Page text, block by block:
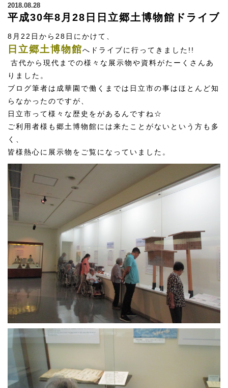
2018.08.28
平成30年8月28日日立郷土博物館ドライブ
8月22日から28日にかけて、
日立郷土博物館へドライブに行ってきました!!
古代から現代までの様々な展示物や資料がたーくさんあ
りました。
ブログ筆者は成華園で働くまでは日立市の事はほとんど知
らなかったのですが、
日立市って様々な歴史をがあるんですね☆
ご利用者様も郷土博物館には来たことがないという方も多
く、
皆様熱心に展示物をご覧になっていました。